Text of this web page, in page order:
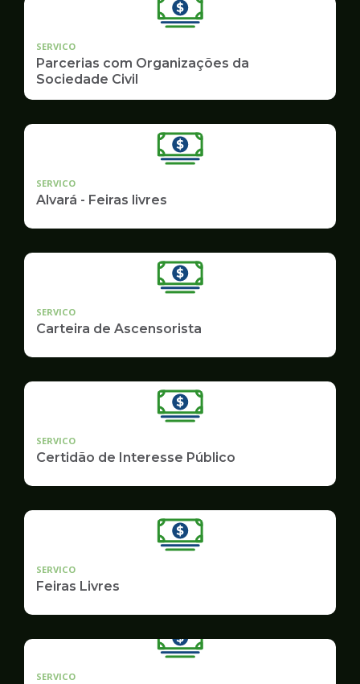
SERVICO
Parcerias com Organizações da
Sociedade Civil
SERVICO
Alvará - Feiras livres
SERVICO
Carteira de Ascensorista
SERVICO
Certidão de Interesse Público
SERVICO
Feiras Livres
SERVICO